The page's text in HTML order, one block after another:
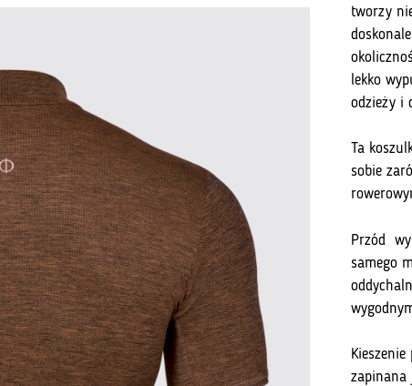
tworzy
lekko
odzieży i
Ta
sobie
Przód
samego
zapinana